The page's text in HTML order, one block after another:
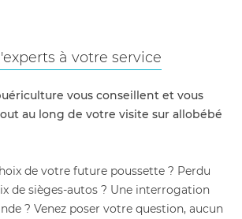
à votre service
vous conseillent et vous
au long de votre visite sur allobébé
de votre future poussette ? Perdu
de sièges-autos ? Une interrogation
? Venez poser votre question, aucun